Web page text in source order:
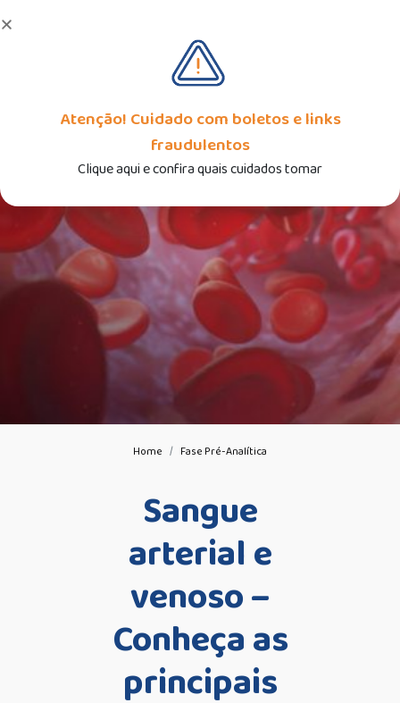
Home Fase Pré-Analítica
Sangue
arterial e
venoso –
Conheça as
principais
Atenção! Cuidado com boletos e links
fraudulentos
Clique aqui e confira quais cuidados tomar